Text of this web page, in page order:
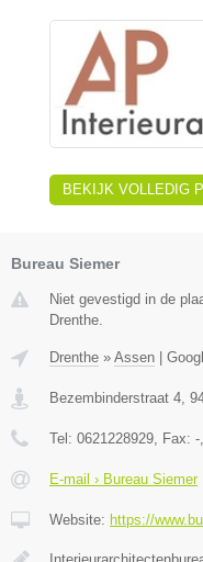
BEKIJK VOLLEDIG
Bureau Siemer
Niet gevestigd in de
Drenthe.
Drenthe » Assen
Bezembinderstraat 4,
Tel: 0621228929, Fax: -
E-mail › Bureau Siemer
Website: https://